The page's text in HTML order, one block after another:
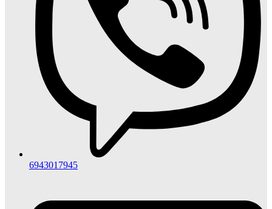
6943017945